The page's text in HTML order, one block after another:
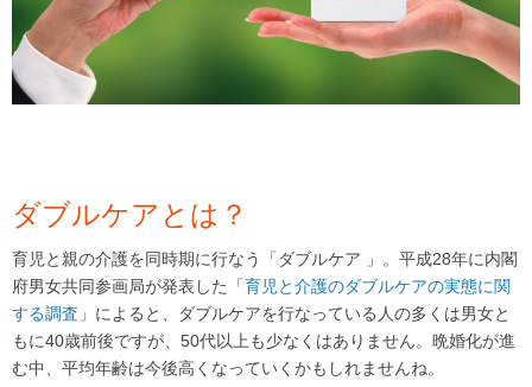
ダブルケアとは？
育児と親の介護を同時期に行なう「ダブルケア 」。平成28年に内閣
府男女共同参画局が発表した「育児と介護のダブルケアの実態に関
する調査 」によると、ダブルケアを行なっている人の多くは男女と
もに40歳前後ですが、50代以上も少なくはありません。晩婚化が進
む中、平均年齢は今後高くなっていくかもしれませんね。